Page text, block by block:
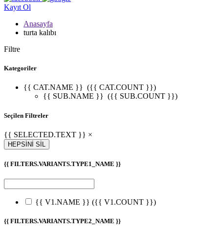
Kayıt Ol
Anasayfa
turta kalıbı
Filtre
Kategoriler
{{ CAT.NAME }} ({{ CAT.COUNT }})
{{ SUB.NAME }} ({{ SUB.COUNT }})
Seçilen Filtreler
{{ SELECTED.TEXT }} ×
HEPSİNİ SİL
{{ FILTERS.VARIANTS.TYPE1_NAME }}
{{ V1.NAME }} ({{ V1.COUNT }})
{{ FILTERS.VARIANTS.TYPE2_NAME }}